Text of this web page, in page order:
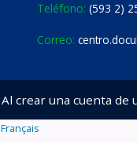
Teléfono: (593 2)
Correo:
Al crear una cuenta de
Français